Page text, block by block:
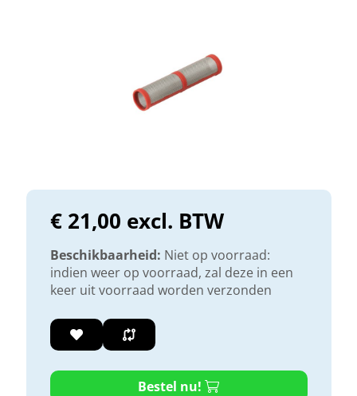
€ 21,00 excl. BTW
Beschikbaarheid: Niet op voorraad:
indien weer op voorraad, zal deze in een
keer uit voorraad worden verzonden
Bestel nu!